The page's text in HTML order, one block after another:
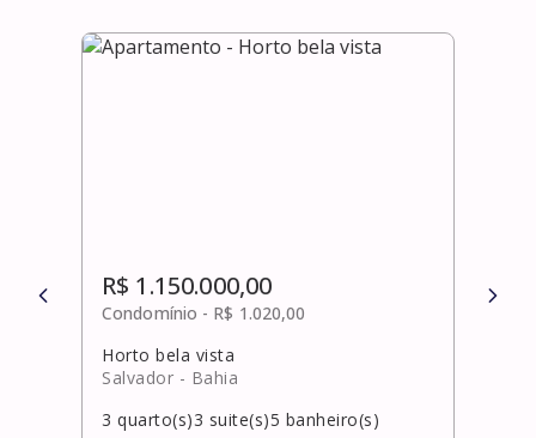
R$ 1.150.000,00
Condomínio - R$ 1.020,00
Horto bela vista
Salvador - Bahia
3 quarto(s)3 suite(s)5 banheiro(s)
R$